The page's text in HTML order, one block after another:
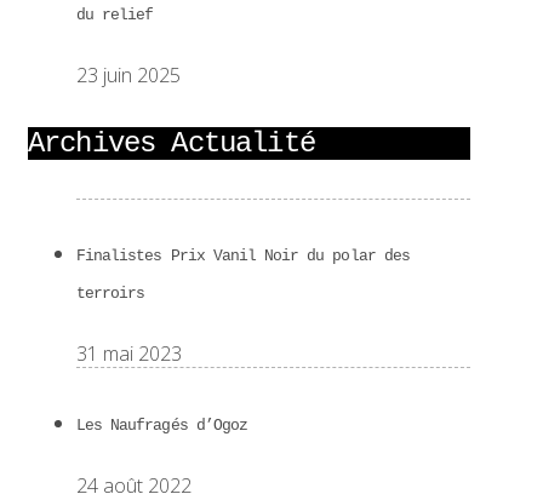
du relief
23 juin 2025
Archives Actualité
Finalistes Prix Vanil Noir du polar des
terroirs
31 mai 2023
Les Naufragés d’Ogoz
24 août 2022